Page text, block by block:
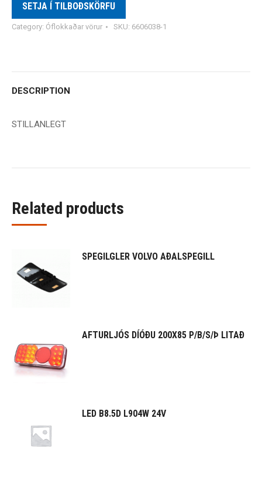
SETJA Í TILBOÐSKÖRFU
Category: Óflokkaðar vörur SKU: 6606038-1
DESCRIPTION
STILLANLEGT
Related products
SPEGILGLER VOLVO AÐALSPEGILL
AFTURLJÓS DÍÓÐU 200X85 P/B/S/Þ LITAÐ
LED B8.5D L904W 24V